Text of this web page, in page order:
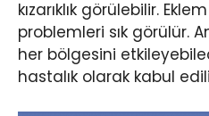
kızarıklık görülebilir.
problemleri sık görülür.
her bölgesini
hastalık olarak kabul